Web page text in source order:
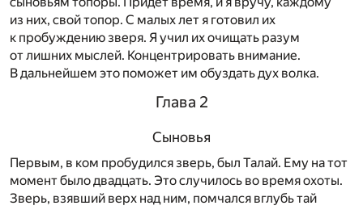
из них, свой топор. С малых лет я готовил их
к пробуждению зверя. Я учил их очищать разум
от лишних мыслей. Концентрировать внимание.
В дальнейшем это поможет им обуздать дух волка.
Глава 2
Сыновья
Первым, в ком пробудился зверь, был Талай. Ему на тот
момент было двадцать. Это случилось во время охоты.
Зверь, взявший верх над ним, помчался вглубь тай